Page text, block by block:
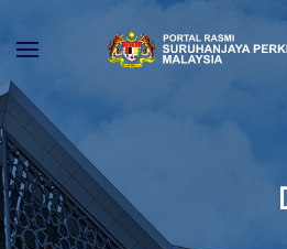
Skip to main content